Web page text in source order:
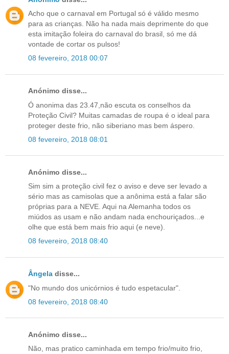
Acho que o carnaval em Portugal só é válido mesmo
para as crianças. Não ha nada mais deprimente do que
esta imitação foleira do carnaval do brasil, só me dá
vontade de cortar os pulsos!
08 fevereiro, 2018 00:07
Anónimo disse...
Ó anonima das 23.47,não escuta os conselhos da
Proteção Civil? Muitas camadas de roupa é o ideal para
proteger deste frio, não siberiano mas bem áspero.
08 fevereiro, 2018 08:01
Anónimo disse...
Sim sim a proteção civil fez o aviso e deve ser levado a
sério mas as camisolas que a anônima está a falar são
próprias para a NEVE. Aqui na Alemanha todos os
miúdos as usam e não andam nada enchouriçados...e
olhe que está bem mais frio aqui (e neve).
08 fevereiro, 2018 08:40
Ângela disse...
"No mundo dos unicórnios é tudo espetacular".
08 fevereiro, 2018 08:40
Anónimo disse...
Não, mas pratico caminhada em tempo frio/muito frio,